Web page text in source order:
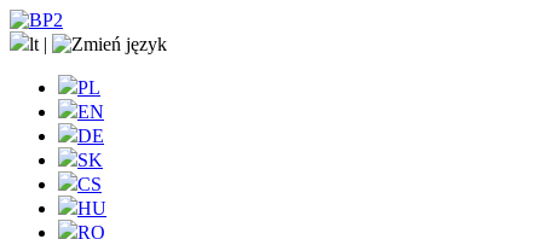
lt |
PL
EN
DE
SK
CS
HU
RO